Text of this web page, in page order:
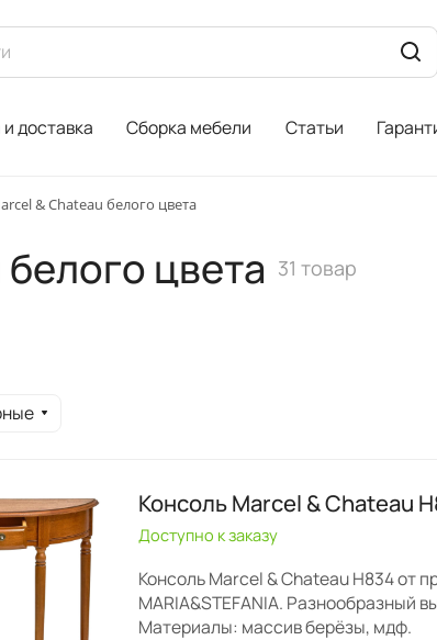
доставка Сборка мебели Статьи
& Chateau белого цвета
цвета 31 товар
Консоль Marcel & Chateau
Доступно к заказу
Консоль Marcel & Chateau H834 от
MARIA&STEFANIA. Разнообразный
Материалы: массив берёзы, мдф.